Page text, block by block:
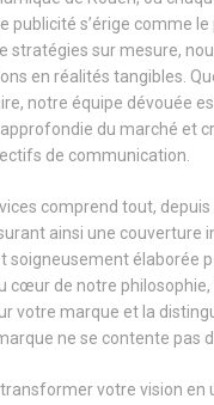
publicité s’érige comme
stratégies sur mesure,
en réalités tangibles.
notre équipe dévouée
du marché et
de communication.
comprend tout,
ainsi une couverture
soigneusement élaborée
cœur de notre
votre marque et la
ne se contente pas
votre vision en